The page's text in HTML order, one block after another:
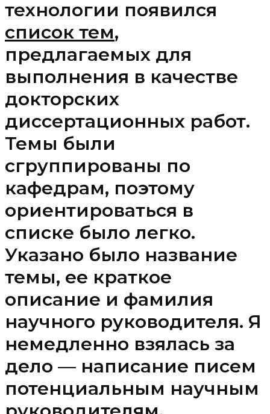
технологии появился
список тем,
предлагаемых для
выполнения в качестве
докторских
диссертационных работ.
Темы были
сгруппированы по
кафедрам, поэтому
ориентироваться в
списке было легко.
Указано было название
темы, ее краткое
описание и фамилия
научного руководителя. Я
немедленно взялась за
дело — написание писем
потенциальным научным